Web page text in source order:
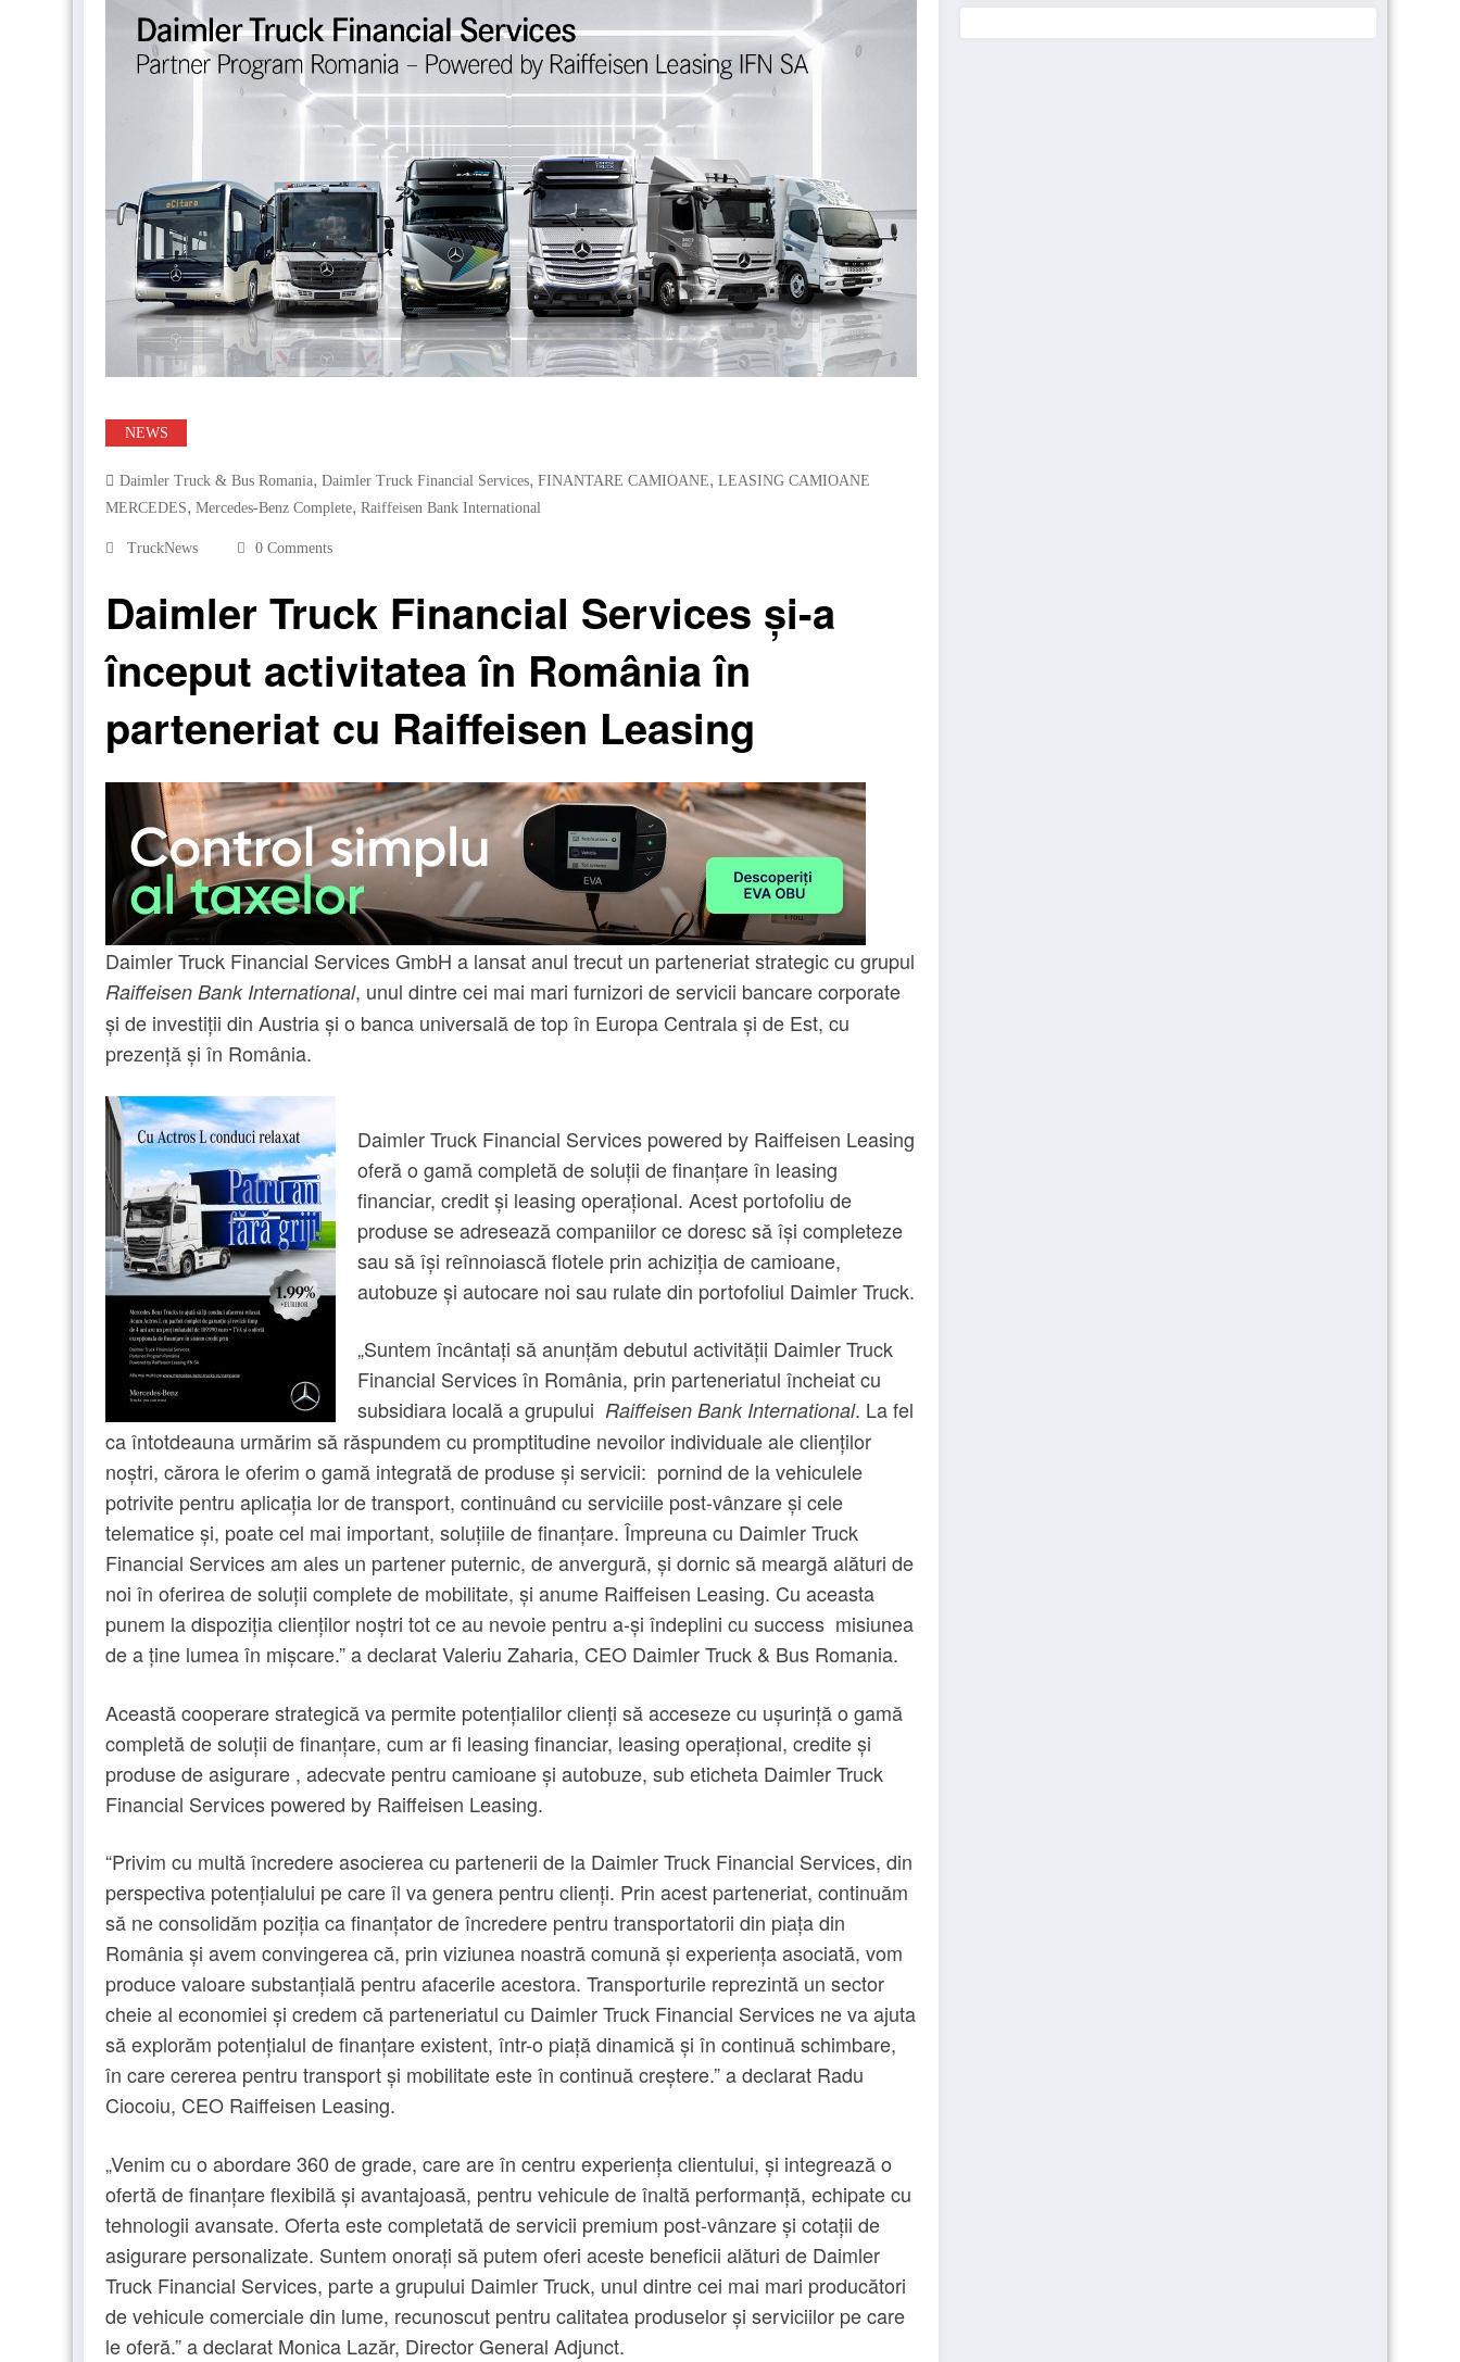
NEWS
Daimler Truck & Bus Romania, Daimler Truck Financial Services, FINANTARE CAMIOANE, LEASING CAMIOANE
MERCEDES, Mercedes-Benz Complete, Raiffeisen Bank International
TruckNews 0 Comments
Daimler Truck Financial Services și-a
început activitatea în România în
parteneriat cu Raiffeisen Leasing
Daimler Truck Financial Services GmbH a lansat anul trecut un parteneriat strategic cu grupul
Raiffeisen Bank International, unul dintre cei mai mari furnizori de servicii bancare corporate
și de investiții din Austria și o banca universală de top în Europa Centrala și de Est, cu
prezență și în România.
Daimler Truck Financial Services powered by Raiffeisen Leasing
oferă o gamă completă de soluții de finanțare în leasing
financiar, credit și leasing operațional. Acest portofoliu de
produse se adresează companiilor ce doresc să își completeze
sau să își reînnoiască flotele prin achiziția de camioane,
autobuze și autocare noi sau rulate din portofoliul Daimler Truck.
„Suntem încântați să anunțăm debutul activității Daimler Truck
Financial Services în România, prin parteneriatul încheiat cu
subsidiara locală a grupului Raiffeisen Bank International. La fel
ca întotdeauna urmărim să răspundem cu promptitudine nevoilor individuale ale clienților
noștri, cărora le oferim o gamă integrată de produse și servicii: pornind de la vehiculele
potrivite pentru aplicația lor de transport, continuând cu serviciile post-vânzare și cele
telematice și, poate cel mai important, soluțiile de finanțare. Împreuna cu Daimler Truck
Financial Services am ales un partener puternic, de anvergură, și dornic să meargă alături de
noi în oferirea de soluții complete de mobilitate, și anume Raiffeisen Leasing. Cu aceasta
punem la dispoziția clienților noștri tot ce au nevoie pentru a-și îndeplini cu success misiunea
de a ține lumea în mișcare.” a declarat Valeriu Zaharia, CEO Daimler Truck & Bus Romania.
Această cooperare strategică va permite potențialilor clienți să acceseze cu ușurință o gamă
completă de soluții de finanțare, cum ar fi leasing financiar, leasing operațional, credite și
produse de asigurare , adecvate pentru camioane și autobuze, sub eticheta Daimler Truck
Financial Services powered by Raiffeisen Leasing.
“Privim cu multă încredere asocierea cu partenerii de la Daimler Truck Financial Services, din
perspectiva potențialului pe care îl va genera pentru clienți. Prin acest parteneriat, continuăm
să ne consolidăm poziția ca finanțator de încredere pentru transportatorii din piața din
România și avem convingerea că, prin viziunea noastră comună și experiența asociată, vom
produce valoare substanțială pentru afacerile acestora. Transporturile reprezintă un sector
cheie al economiei și credem că parteneriatul cu Daimler Truck Financial Services ne va ajuta
să explorăm potențialul de finanțare existent, într-o piață dinamică și în continuă schimbare,
în care cererea pentru transport și mobilitate este în continuă creștere.” a declarat Radu
Ciocoiu, CEO Raiffeisen Leasing.
„Venim cu o abordare 360 de grade, care are în centru experiența clientului, și integrează o
ofertă de finanțare flexibilă și avantajoasă, pentru vehicule de înaltă performanță, echipate cu
tehnologii avansate. Oferta este completată de servicii premium post-vânzare și cotații de
asigurare personalizate. Suntem onorați să putem oferi aceste beneficii alături de Daimler
Truck Financial Services, parte a grupului Daimler Truck, unul dintre cei mai mari producători
de vehicule comerciale din lume, recunoscut pentru calitatea produselor și serviciilor pe care
le oferă.” a declarat Monica Lazăr, Director General Adjunct.